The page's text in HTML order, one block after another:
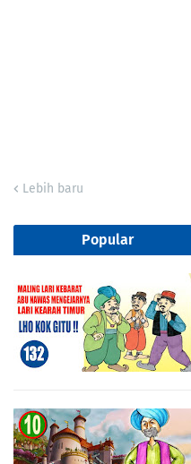
Lebih baru
Popular